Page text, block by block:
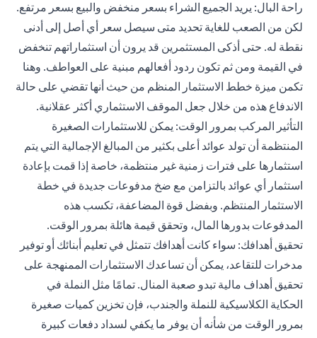
راحة البال: يريد الجميع الشراء بسعر منخفض والبيع بسعر مرتفع.
لكن من الصعب للغاية تحديد متى سيصل سعر أي أصل إلى أدنى
نقطة له. حتى أذكى المستثمرين قد يرون أن استثماراتهم تنخفض
في القيمة ومن ثم تكون ردود أفعالهم مبنية على العواطف. وهنا
تكمن ميزة خطط الاستثمار المنظم من حيث أنها تقضي على حالة
الاندفاع هذه من خلال جعل الموقف الاستثماري أكثر عقلانية.
التأثير المركب بمرور الوقت: يمكن للاستثمارات الصغيرة
المنتظمة أن تولد عوائد أعلى بكثير من المبالغ الإجمالية التي يتم
استثمارها على فترات زمنية غير منتظمة، خاصة إذا قمت بإعادة
استثمار أي عوائد بالتزامن مع ضخ مدفوعات جديدة في خطة
الاستثمار المنتظم. وبفضل قوة المضاعفة، تكسب هذه
المدفوعات بدورها المال، وتحقق قيمة هائلة بمرور الوقت.
تحقيق أهدافك: سواء كانت أهدافك تتمثل في تعليم أبنائك أو توفير
مدخرات للتقاعد، يمكن أن تساعدك الاستثمارات الممنهجة على
تحقيق أهداف مالية تبدو صعبة المنال. تمامًا مثل النملة في
الحكاية الكلاسيكية للنملة والجندب، فإن تخزين كميات صغيرة
بمرور الوقت من شأنه أن يوفر ما يكفي لسداد دفعات كبيرة